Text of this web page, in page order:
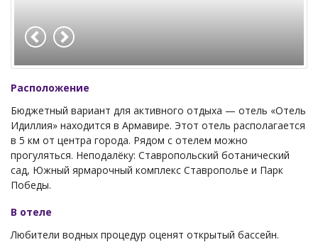
Расположение
Бюджетный вариант для активного отдыха — отель «Отель
Идиллия» находится в Армавире. Этот отель располагается
в 5 км от центра города. Рядом с отелем можно
прогуляться. Неподалёку: Ставропольский ботанический
сад, Южный ярмарочный комплекс Ставрополье и Парк
Победы.
В отеле
Любители водных процедур оценят открытый бассейн.